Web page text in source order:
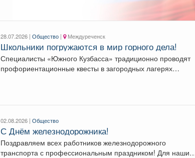
28.07.2026 |Общество | Междуреченск
Школьники погружаются в мир горного дела! ️
Специалисты «Южного Кузбасса» традиционно проводят
профориентационные квесты в загородных лагерях
02.08.2026 |Общество
С Днём железнодорожника!
Поздравляем всех работников железнодорожного
транспорта с профессиональным праздником! Для наших